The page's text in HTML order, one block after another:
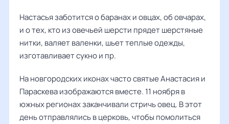
Настасья заботится о баранах и овцах, об овчарах,
и о тех, кто из овечьей шерсти прядет шерстяные
нитки, валяет валенки, шьет теплые одежды,
изготавливает сукно и пр.
На новгородских иконах часто святые Анастасия и
Параскева изображаются вместе. 11 ноября в
южных регионах заканчивали стричь овец. В этот
день отправлялись в церковь, чтобы помолиться